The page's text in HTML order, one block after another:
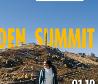
suchen